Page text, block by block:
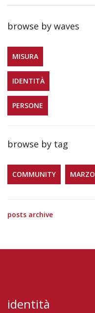
browse by waves
MISURA
IDENTITÀ
PERSONE
browse by tag
COMMUNITY MARZO
posts archive
identità